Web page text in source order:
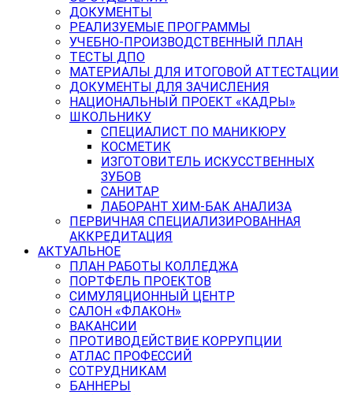
ДОКУМЕНТЫ
РЕАЛИЗУЕМЫЕ ПРОГРАММЫ
УЧЕБНО-ПРОИЗВОДСТВЕННЫЙ ПЛАН
ТЕСТЫ ДПО
МАТЕРИАЛЫ ДЛЯ ИТОГОВОЙ АТТЕСТАЦИИ
ДОКУМЕНТЫ ДЛЯ ЗАЧИСЛЕНИЯ
НАЦИОНАЛЬНЫЙ ПРОЕКТ «КАДРЫ»
ШКОЛЬНИКУ
СПЕЦИАЛИСТ ПО МАНИКЮРУ
КОСМЕТИК
ИЗГОТОВИТЕЛЬ ИСКУССТВЕННЫХ
ЗУБОВ
САНИТАР
ЛАБОРАНТ ХИМ-БАК АНАЛИЗА
ПЕРВИЧНАЯ СПЕЦИАЛИЗИРОВАННАЯ
АККРЕДИТАЦИЯ
АКТУАЛЬНОЕ
ПЛАН РАБОТЫ КОЛЛЕДЖА
ПОРТФЕЛЬ ПРОЕКТОВ
СИМУЛЯЦИОННЫЙ ЦЕНТР
САЛОН «ФЛАКОН»
ВАКАНСИИ
ПРОТИВОДЕЙСТВИЕ КОРРУПЦИИ
АТЛАС ПРОФЕССИЙ
СОТРУДНИКАМ
БАННЕРЫ